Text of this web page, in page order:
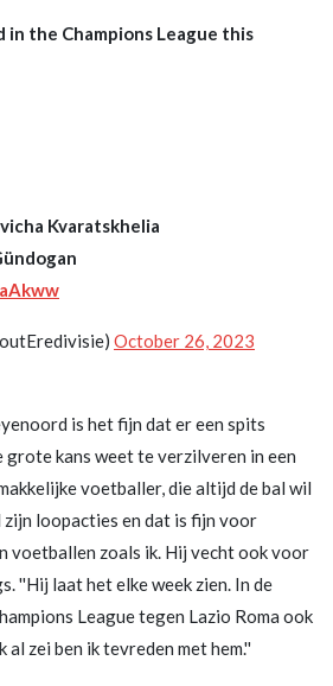
in the Champions League this
Kvaratskhelia
October 26, 2023
is het fijn dat er een spits
kans weet te verzilveren in een
voetballer, die altijd de bal wil
zijn loopacties en dat is fijn voor
voetballen zoals ik. Hij vecht ook voor
''Hij laat het elke week zien. In de
League tegen Lazio Roma ook
zei ben ik tevreden met hem.''